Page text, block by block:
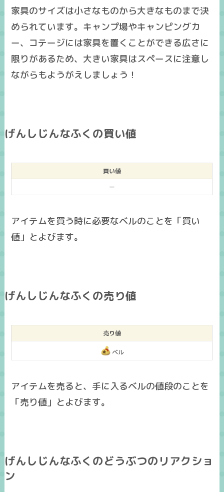
家具のサイズは小さなものから大きなものまで決
められています。キャンプ場やキャンピングカ
ー、コテージには家具を置くことができる広さに
限りがあるため、大きい家具はスペースに注意し
ながらもようがえしましょう！
げんしじんなふくの買い値
買い値
ー
アイテムを買う時に必要なベルのことを「買い
値」とよびます。
げんしじんなふくの売り値
売り値
ベル
アイテムを売ると、手に入るベルの値段のことを
「売り値」とよびます。
げんしじんなふくのどうぶつのリアクショ
ン